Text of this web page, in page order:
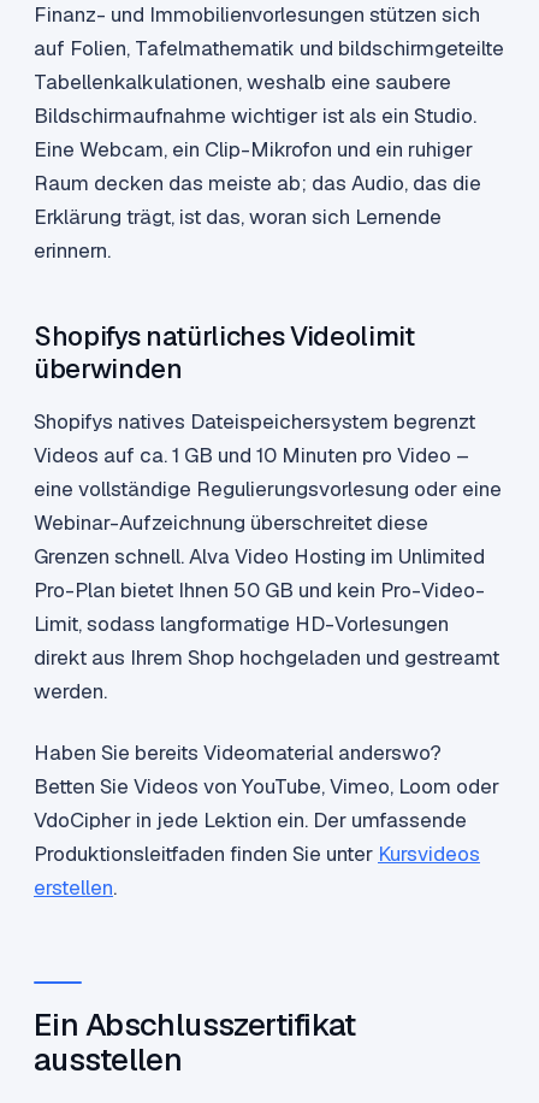
Finanz- und Immobilienvorlesungen stützen sich
auf Folien, Tafelmathematik und bildschirmgeteilte
Tabellenkalkulationen, weshalb eine saubere
Bildschirmaufnahme wichtiger ist als ein Studio.
Eine Webcam, ein Clip-Mikrofon und ein ruhiger
Raum decken das meiste ab; das Audio, das die
Erklärung trägt, ist das, woran sich Lernende
erinnern.
Shopifys natürliches Videolimit
überwinden
Shopifys natives Dateispeichersystem begrenzt
Videos auf ca. 1 GB und 10 Minuten pro Video –
eine vollständige Regulierungsvorlesung oder eine
Webinar-Aufzeichnung überschreitet diese
Grenzen schnell. Alva Video Hosting im Unlimited
Pro-Plan bietet Ihnen 50 GB und kein Pro-Video-
Limit, sodass langformatige HD-Vorlesungen
direkt aus Ihrem Shop hochgeladen und gestreamt
werden.
Haben Sie bereits Videomaterial anderswo?
Betten Sie Videos von YouTube, Vimeo, Loom oder
VdoCipher in jede Lektion ein. Der umfassende
Produktionsleitfaden finden Sie unter Kursvideos
erstellen.
Ein Abschlusszertifikat
ausstellen